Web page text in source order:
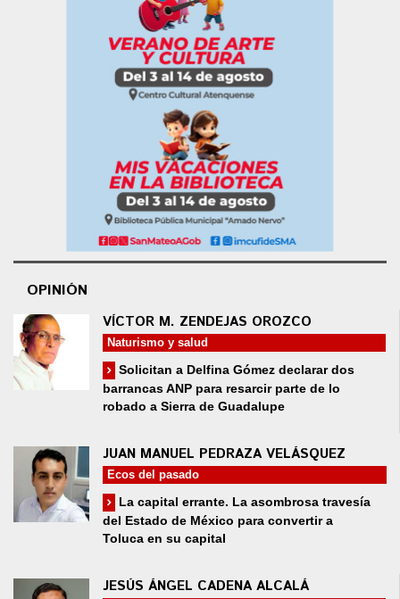
OPINIÓN
VÍCTOR M. ZENDEJAS OROZCO
Naturismo y salud
Solicitan a Delfina Gómez declarar dos
barrancas ANP para resarcir parte de lo
robado a Sierra de Guadalupe
JUAN MANUEL PEDRAZA VELÁSQUEZ
Ecos del pasado
La capital errante. La asombrosa travesía
del Estado de México para convertir a
Toluca en su capital
JESÚS ÁNGEL CADENA ALCALÁ